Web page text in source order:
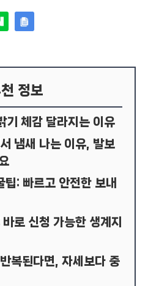
정보
기 체감 달라지는 이유
냄새 나는 이유, 발보
: 빠르고 안전한 보내
로 신청 가능한 생계지
복된다면, 자세보다 중